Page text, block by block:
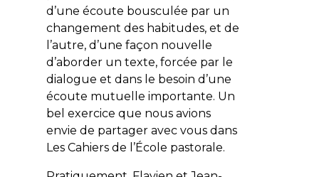
d’une écoute bousculée par un
changement des habitudes, et de
l’autre, d’une façon nouvelle
d’aborder un texte, forcée par le
dialogue et dans le besoin d’une
écoute mutuelle importante. Un
bel exercice que nous avions
envie de partager avec vous dans
Les Cahiers de l’École pastorale.